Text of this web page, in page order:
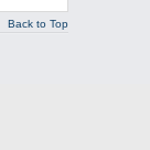
Back to Top